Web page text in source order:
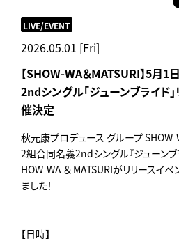
2026.05.01 [Fri]
LIVE/EVENT
【SHOW-WA＆MATSURI】5
2ndシングル「ジューンブライド
催決定
秋元康プロデュース グループ SHOW-
2組合同名義2ndシングル『ジューンブ
HOW-WA ＆ MATSURIがリリースイ
ました！
【日時】